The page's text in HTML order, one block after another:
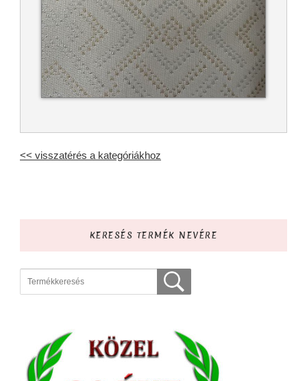
<< visszatérés a kategóriákhoz
KERESÉS TERMÉK NEVÉRE